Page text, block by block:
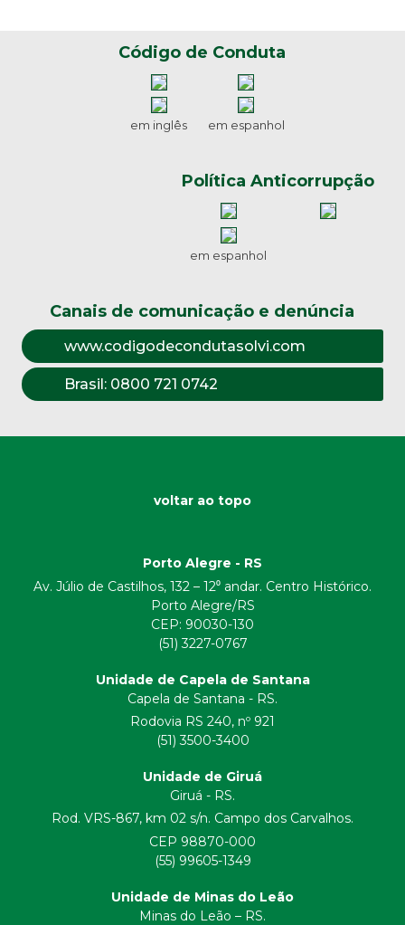
Código de Conduta
em inglês em espanhol
Política Anticorrupção
em espanhol
Canais de comunicação e denúncia
www.codigodecondutasolvi.com
Brasil: 0800 721 0742
voltar ao topo
Porto Alegre - RS
Av. Júlio de Castilhos, 132 – 12⁰ andar. Centro Histórico.
Porto Alegre/RS
CEP: 90030-130
(51) 3227-0767
Unidade de Capela de Santana
Capela de Santana - RS.
Rodovia RS 240, nº 921
(51) 3500-3400
Unidade de Giruá
Giruá - RS.
Rod. VRS-867, km 02 s/n. Campo dos Carvalhos.
CEP 98870-000
(55) 99605-1349
Unidade de Minas do Leão
Minas do Leão – RS.